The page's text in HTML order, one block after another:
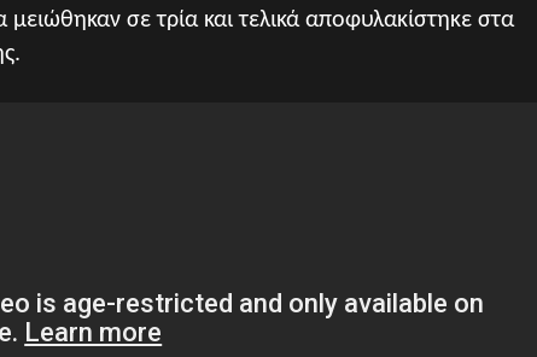
σε τρία και τελικά αποφυλακίστηκε στα